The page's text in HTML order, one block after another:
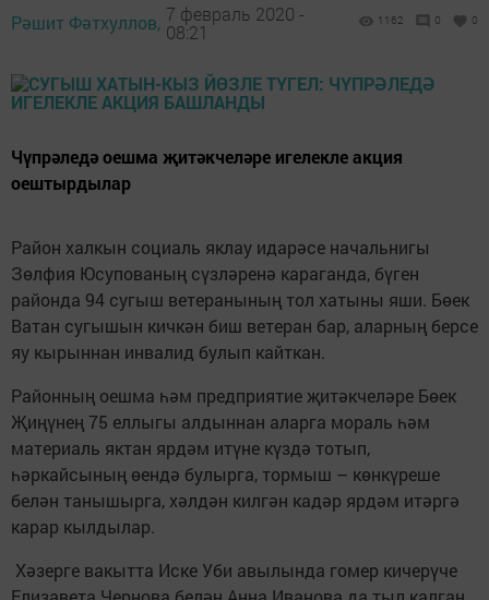
Рәшит Фәтхуллов, 7 февраль 2020 -
08:21
1162 0 0
Чүпрәледә оешма җитәкчеләре игелекле акция
оештырдылар
Район халкын социаль яклау идарәсе начальнигы
Зөлфия Юсупованың сүзләренә караганда, бүген
районда 94 сугыш ветеранының тол хатыны яши. Бөек
Ватан сугышын кичкән биш ветеран бар, аларның берсе
яу кырыннан инвалид булып кайткан.
Районның оешма һәм предприятие җитәкчеләре Бөек
Җиңүнең 75 еллыгы алдыннан аларга мораль һәм
материаль яктан ярдәм итүне күздә тотып,
һәркайсының өендә булырга, тормыш – көнкүреше
белән танышырга, хәлдән килгән кадәр ярдәм итәргә
карар кылдылар.
Хәзерге вакытта Иске Уби авылында гомер кичерүче